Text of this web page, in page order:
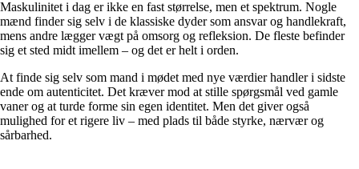
Maskulinitet i dag er ikke en fast størrelse, men et spektrum. Nogle
mænd finder sig selv i de klassiske dyder som ansvar og handlekraft,
mens andre lægger vægt på omsorg og refleksion. De fleste befinder
sig et sted midt imellem – og det er helt i orden.
At finde sig selv som mand i mødet med nye værdier handler i sidste
ende om autenticitet. Det kræver mod at stille spørgsmål ved gamle
vaner og at turde forme sin egen identitet. Men det giver også
mulighed for et rigere liv – med plads til både styrke, nærvær og
sårbarhed.